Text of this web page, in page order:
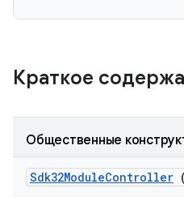
Краткое
Общественные
Sdk32ModuleController